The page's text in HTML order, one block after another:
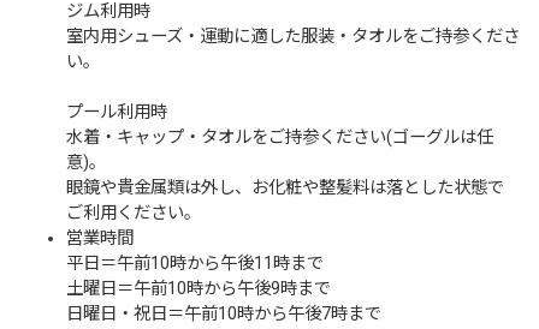
ジム利用時
室内用シューズ・運動に適した服装・タオルをご持参くださ
い。
プール利用時
水着・キャップ・タオルをご持参ください(ゴーグルは任
意)。
眼鏡や貴金属類は外し、お化粧や整髪料は落とした状態で
ご利用ください。
営業時間
平日＝午前10時から午後11時まで
土曜日＝午前10時から午後9時まで
日曜日・祝日＝午前10時から午後7時まで